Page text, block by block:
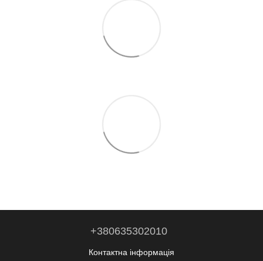
+380635302010
Контактна інформація